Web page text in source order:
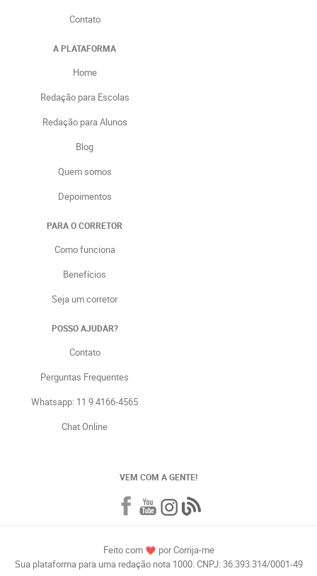
Contato
A PLATAFORMA
Home
Redação para Escolas
Redação para Alunos
Blog
Quem somos
Depoimentos
PARA O CORRETOR
Como funciona
Benefícios
Seja um corretor
POSSO AJUDAR?
Contato
Perguntas Frequentes
Whatsapp: 11 9.4166-4565
Chat Online
VEM COM A GENTE!
Feito com
por Corrija-me
Sua plataforma para uma redação nota 1000. CNPJ: 36.393.314/0001-49